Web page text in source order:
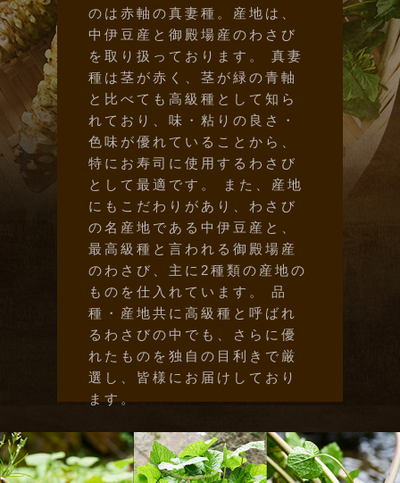
のは赤軸の真妻種。産地は、
中伊豆産と御殿場産のわさび
を取り扱っております。 真妻
種は茎が赤く、茎が緑の青軸
と比べても高級種として知ら
れており、味・粘りの良さ・
色味が優れていることから、
特にお寿司に使用するわさび
として最適です。 また、産地
にもこだわりがあり、わさび
の名産地である中伊豆産と、
最高級種と言われる御殿場産
のわさび、主に2種類の産地の
ものを仕入れています。 品
種・産地共に高級種と呼ばれ
るわさびの中でも、さらに優
れたものを独自の目利きで厳
選し、皆様にお届けしており
ます。